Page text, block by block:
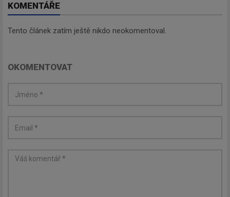
KOMENTÁŘE
Tento článek zatím ještě nikdo neokomentoval.
OKOMENTOVAT
Zadejte váš email a my Vám